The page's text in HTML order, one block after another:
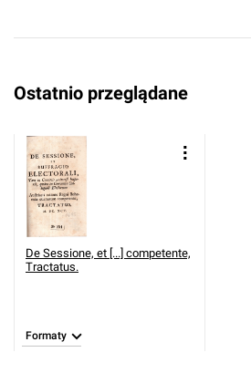
Ostatnio przeglądane
De Sessione, et [...] competente,
Tractatus.
Formaty